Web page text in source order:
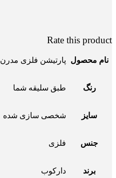
Rate this product
نام محصول پارتیشن فلزی
رنگ طبق سلیقه شما
سایز شخصی سازی شده
جنس فلزی
برند دارکوب